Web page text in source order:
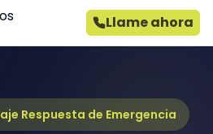
Llame ahora
Respuesta de Emergencia